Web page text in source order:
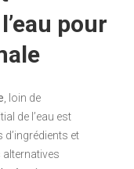
pour
, loin de
de l’eau est
et